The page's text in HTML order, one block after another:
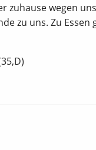
zuhause wegen
zu uns. Zu Essen